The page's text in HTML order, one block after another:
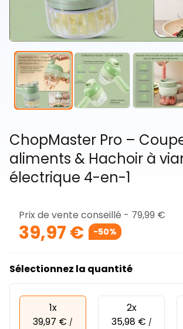
ChopMaster Pro –
aliments & Hachoir à
électrique 4-en-1
Prix de vente conseillé - 79,99 €
39,97 € -50%
Sélectionnez la quantité
1x
39,97 € /
2x
35,98 € /